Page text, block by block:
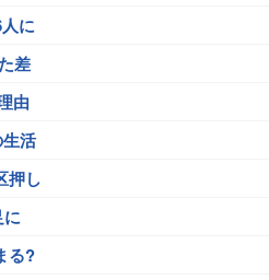
に
差
由
活
押し
に
る?